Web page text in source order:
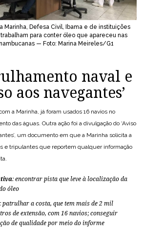
Marinha, Defesa Civil, Ibama e de instituições
para conter óleo que apareceu nas
— Foto: Marina Meireles/G1
naval e
aos navegantes’
a Marinha, já foram usados 16 navios no
das águas. Outra ação foi a divulgação do ‘Aviso
um documento em que a Marinha solicita a
e tripulantes que reportem qualquer informação
: encontrar pista que leve à localização da
óleo
: patrulhar a costa, que tem mais de 2 mil
de extensão, com 16 navios; conseguir
de qualidade por meio do informe